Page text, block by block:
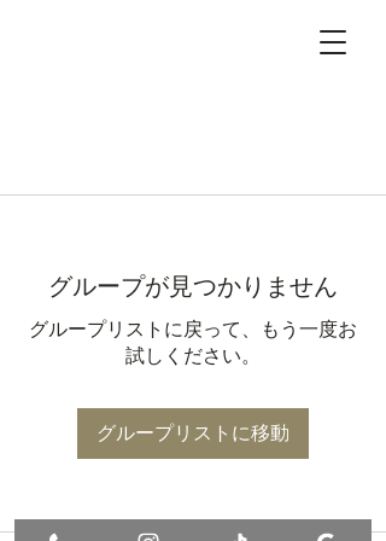
グループが見つかりません
グループリストに戻って、もう一度お
試しください。
グループリストに移動